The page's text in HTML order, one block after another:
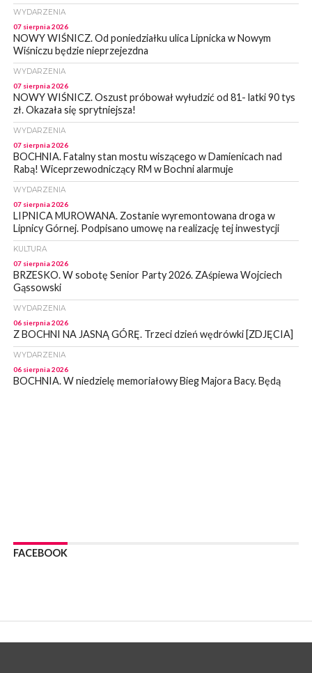
WYDARZENIA
07 sierpnia 2026
NOWY WIŚNICZ. Od poniedziałku ulica Lipnicka w Nowym
Wiśniczu będzie nieprzejezdna
WYDARZENIA
07 sierpnia 2026
NOWY WIŚNICZ. Oszust próbował wyłudzić od 81- latki 90 tys
zł. Okazała się sprytniejsza!
WYDARZENIA
07 sierpnia 2026
BOCHNIA. Fatalny stan mostu wiszącego w Damienicach nad
Rabą! Wiceprzewodniczący RM w Bochni alarmuje
WYDARZENIA
07 sierpnia 2026
LIPNICA MUROWANA. Zostanie wyremontowana droga w
Lipnicy Górnej. Podpisano umowę na realizację tej inwestycji
KULTURA
07 sierpnia 2026
BRZESKO. W sobotę Senior Party 2026. ZAśpiewa Wojciech
Gąssowski
WYDARZENIA
06 sierpnia 2026
Z BOCHNI NA JASNĄ GÓRĘ. Trzeci dzień wędrówki [ZDJĘCIA]
WYDARZENIA
06 sierpnia 2026
BOCHNIA. W niedzielę memoriałowy Bieg Majora Bacy. Będą
06 sierpnia 2026
POWIAT BRZESKI. W Wytrzyszczce karetka zderzyła się z
FACEBOOK